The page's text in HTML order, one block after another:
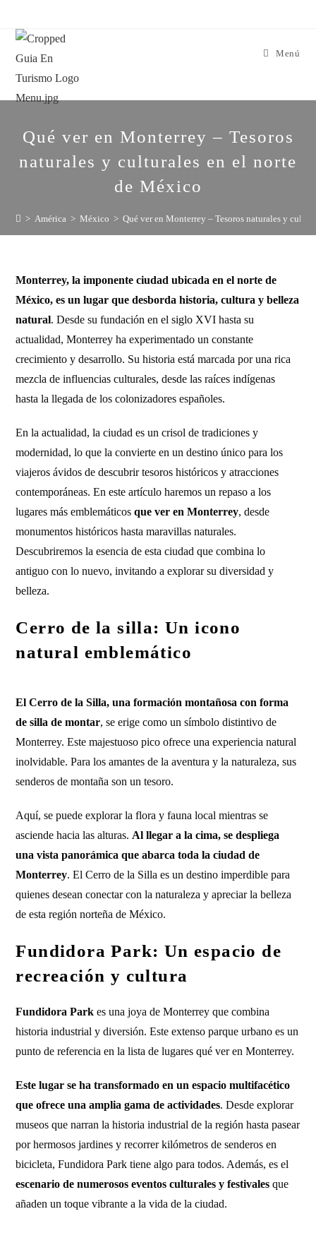
Menú
Qué ver en Monterrey – Tesoros
naturales y culturales en el norte
de México
> América > México > Qué ver en Monterrey – Tesoros naturales y
Monterrey, la imponente ciudad ubicada en el norte de
México, es un lugar que desborda historia, cultura y belleza
natural. Desde su fundación en el siglo XVI hasta su
actualidad, Monterrey ha experimentado un constante
crecimiento y desarrollo. Su historia está marcada por una rica
mezcla de influencias culturales, desde las raíces indígenas
hasta la llegada de los colonizadores españoles.
En la actualidad, la ciudad es un crisol de tradiciones y
modernidad, lo que la convierte en un destino único para los
viajeros ávidos de descubrir tesoros históricos y atracciones
contemporáneas. En este artículo haremos un repaso a los
lugares más emblemáticosque ver en Monterrey, desde
monumentos históricos hasta maravillas naturales.
Descubriremos la esencia de esta ciudad que combina lo
antiguo con lo nuevo, invitando a explorar su diversidad y
belleza.
Cerro de la silla: Un icono
natural emblemático
El Cerro de la Silla, una formación montañosa con forma
de silla de montar, se erige como un símbolo distintivo de
Monterrey. Este majestuoso pico ofrece una experiencia natural
inolvidable. Para los amantes de la aventura y la naturaleza, sus
senderos de montaña son un tesoro.
Aquí, se puede explorar la flora y fauna local mientras se
asciende hacia las alturas. Al llegar a la cima, se despliega
una vista panorámica que abarca toda la ciudad de
Monterrey. El Cerro de la Silla es un destino imperdible para
quienes desean conectar con la naturaleza y apreciar la belleza
de esta región norteña de México.
Fundidora Park: Un espacio de
recreación y cultura
Fundidora Park es una joya de Monterrey que combina
historia industrial y diversión. Este extenso parque urbano es un
punto de referencia en la lista de lugares qué ver en Monterrey.
Este lugar se ha transformado en un espacio multifacético
que ofrece una amplia gama de actividades. Desde explorar
museos que narran la historia industrial de la región hasta pasear
por hermosos jardines y recorrer kilómetros de senderos en
bicicleta, Fundidora Park tiene algo para todos. Además, es el
escenario de numerosos eventos culturales y festivales que
añaden un toque vibrante a la vida de la ciudad.